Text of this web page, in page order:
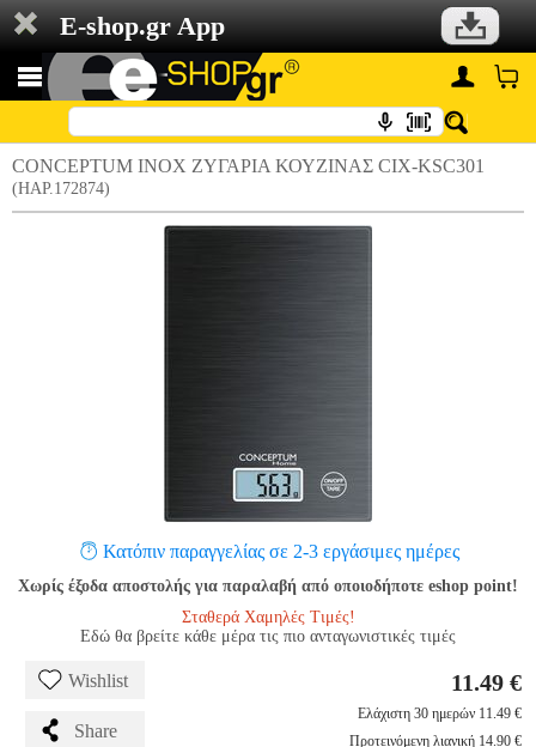
E-shop.gr App
CONCEPTUM INOX ΖΥΓΑΡΙΑ ΚΟΥΖΙΝΑΣ CIX-KSC301
(HAP.172874)
Κατόπιν παραγγελίας σε 2-3 εργάσιμες ημέρες
Χωρίς έξοδα αποστολής για παραλαβή από οποιοδήποτε eshop point!
Σταθερά Χαμηλές Τιμές!
Εδώ θα βρείτε κάθε μέρα τις πιο ανταγωνιστικές τιμές
Wishlist
Share
11.49 €
Ελάχιστη 30 ημερών 11.49 €
Προτεινόμενη λιανική 14.90 €